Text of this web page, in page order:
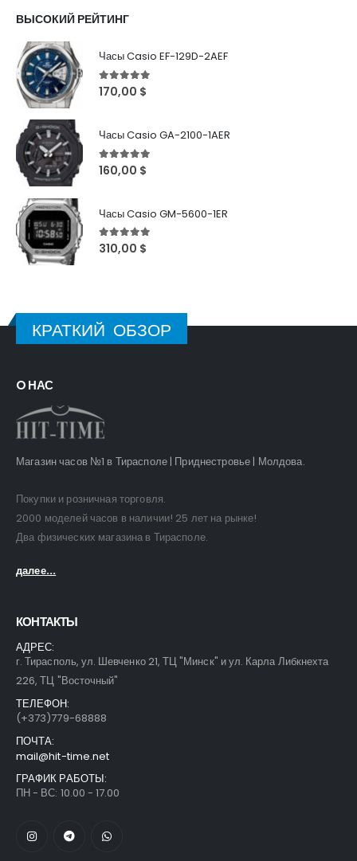
ВЫСОКИЙ РЕЙТИНГ
Часы Casio EF-129D-2AEF
5out of 5
170,00 $
Часы Casio GA-2100-1AER
5out of 5
160,00 $
Часы Casio GM-5600-1ER
5out of 5
310,00 $
КРАТКИЙ ОБЗОР
O НАС
Магазин часов №1 в Тирасполе | Приднестровье | Молдова.
Покупки и розничная торговля.
2000 моделей часов в наличии! 25 лет на рынке!
Два физических магазина в Тирасполе.
далее...
КОНТАКТЫ
АДРЕС:
г. Тирасполь, ул. Шевченко 21, ТЦ "Минск" и ул. Карла Либкнехта
226, ТЦ "Восточный"
ТЕЛЕФОН:
(+373)779-68888
ПОЧТА:
mail@hit-time.net
ГРАФИК РАБОТЫ:
ПН - ВС: 10.00 - 17.00